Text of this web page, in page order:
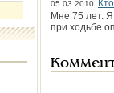
05.03.2010
Мне 75 лет.
при ходьбе